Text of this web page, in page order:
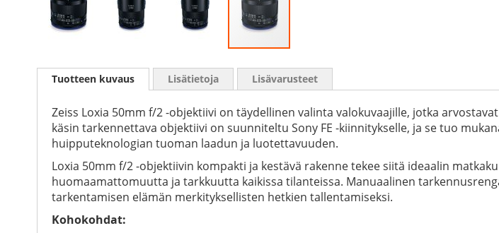
to
images
gallery
Tuotteen kuvaus
Zeiss Loxia 50mm f/2 -objektiivi on täydellinen valinta valokuvaajille, jotka
käsin tarkennettava objektiivi on suunniteltu Sony FE -kiinnitykselle, ja se tuo
huipputeknologian tuoman laadun ja luotettavuuden.
Loxia 50mm f/2 -objektiivin kompakti ja kestävä rakenne tekee siitä ideaalin
huomaamattomuutta ja tarkkuutta kaikissa tilanteissa. Manuaalinen
tarkentamisen elämän merkityksellisten hetkien tallentamiseksi.
Kohokohdat:
Lisätietoja Lisävarusteet